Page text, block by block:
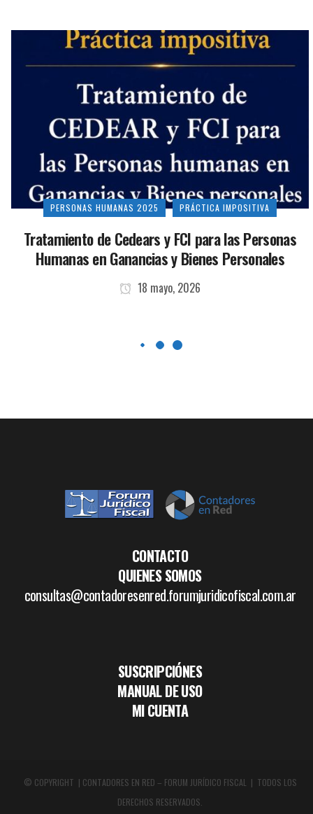
PERSONAS HUMANAS 2025 PRÁCTICA IMPOSITIVA
Tratamiento de Cedears y FCI para las Personas
Humanas en Ganancias y Bienes Personales
18 mayo, 2026
CONTACTO
QUIENES SOMOS
consultas@contadoresenred.forumjuridicofiscal.com.ar
SUSCRIPCIÓNES
MANUAL DE USO
MI CUENTA
© COPYRIGHT | CONTADORES EN RED – FORUM JURÍDICO FISCAL | TODOS LOS
DERECHOS RESERVADOS.